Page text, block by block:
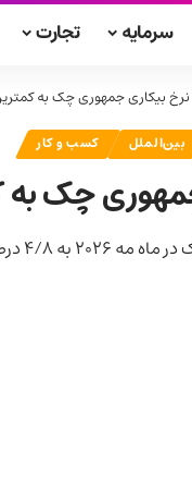
سرمایه تجارت
نرخ بیکاری جمهوری چک به
بین‌الملل کسب و کار
چک
سطح پنج ماه گذشته رسید.